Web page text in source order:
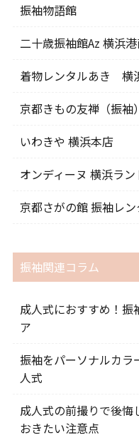
振袖物語館
二十歳振袖館Az 横浜
着物レンタルあき 横
京都きもの友禅（振袖
いわきや 横浜本店
オンディーヌ 横浜ラ
京都さがの館 振袖レ
振袖関連コラム
成人式におすすめ！振
ア
振袖をパーソナルカラ
人式
成人式の前撮りで後悔
おきたい注意点